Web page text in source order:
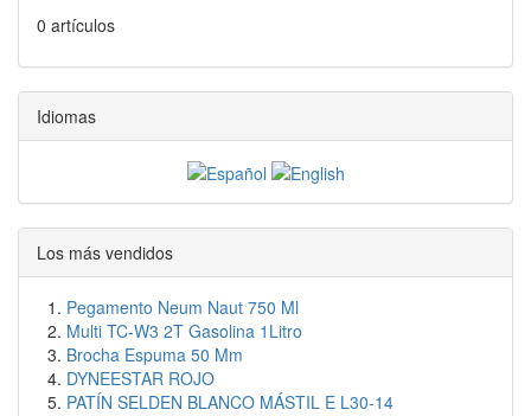
0 artículos
Idiomas
Los más vendidos
Pegamento Neum Naut 750 Ml
Multi TC-W3 2T Gasolina 1Litro
Brocha Espuma 50 Mm
DYNEESTAR ROJO
PATÍN SELDEN BLANCO MÁSTIL E L30-14